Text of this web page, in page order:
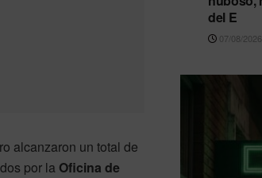
alcanzaron un total de
por la Oficina de
del E
07/08/2026